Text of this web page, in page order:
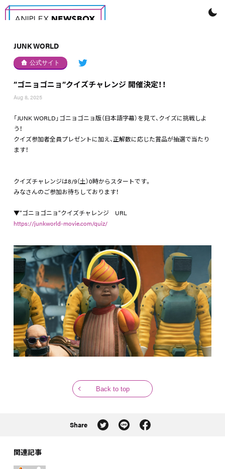
JUNK WORLD
公式サイト
”ゴニョゴニョ”クイズチャレンジ 開催決定！！
Aug 8, 2025
「JUNK WORLD」ゴニョゴニョ版（日本語字幕）を見て、クイズに挑戦しよ
う！
クイズ参加者全員プレゼントに加え、正解数に応じた賞品が抽選で当たり
ます！
クイズチャレンジは8/9（土）0時からスタートです。
みなさんのご参加お待ちしております！
▼”ゴニョゴニョ”クイズチャレンジ URL
https://junkworld-movie.com/quiz/
Back to top
Share
関連記事